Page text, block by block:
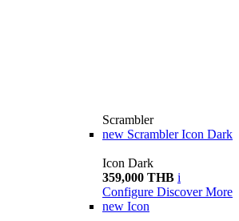
Scrambler
new Scrambler Icon Dark
Icon Dark
359,000 THB i
Configure Discover More
new Icon